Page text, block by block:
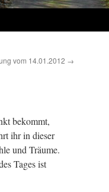
vom 14.01.2012 →
bekommt,
ihr in dieser
und Träume.
Tages ist